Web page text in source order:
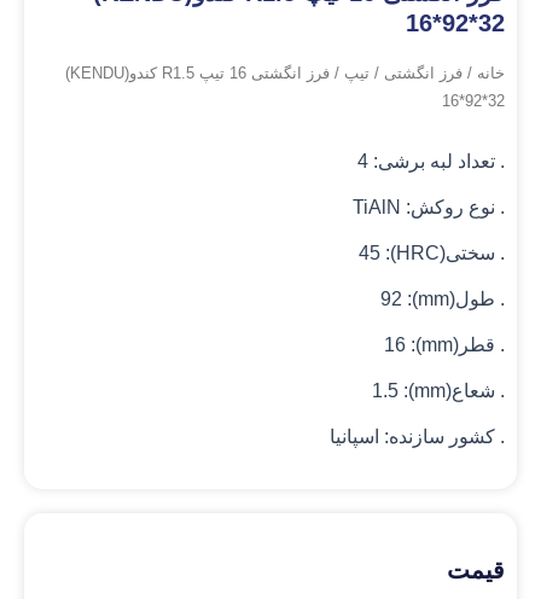
16*92*32
خانه / فرز انگشتی / تیپ
/ فرز انگشتی 16 تیپ R1.5 کندو(KENDU)
16*92*32
. تعداد لبه برشی: 4
. نوع روکش: TiAlN
. سختی(HRC): 45
. طول(mm): 92
. قطر(mm): 16
. شعاع(mm): 1.5
. کشور سازنده: اسپانیا
قیمت